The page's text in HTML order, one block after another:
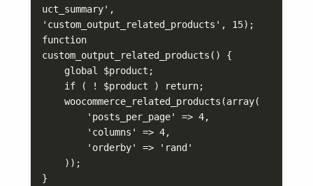
uct_summary',
'custom_output_related_products', 15);
function
custom_output_related_products() {
}